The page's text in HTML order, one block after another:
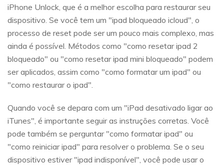
iPhone Unlock, que é a melhor escolha para restaurar seu
dispositivo. Se você tem um "ipad bloqueado icloud", o
processo de reset pode ser um pouco mais complexo, mas
ainda é possível. Métodos como "como resetar ipad 2
bloqueado" ou "como resetar ipad mini bloqueado" podem
ser aplicados, assim como "como formatar um ipad" ou
"como restaurar o ipad".
Quando você se depara com um "iPad desativado ligar ao
iTunes", é importante seguir as instruções corretas. Você
pode também se perguntar "como formatar ipad" ou
"como reiniciar ipad" para resolver o problema. Se o seu
dispositivo estiver "ipad indisponível", você pode usar o